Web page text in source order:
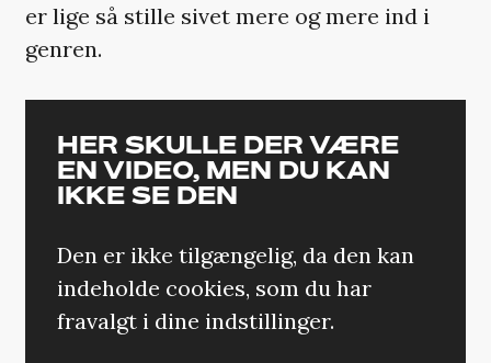
er lige så stille sivet mere og mere ind i
genren.
HER SKULLE DER VÆRE
EN VIDEO, MEN DU KAN
IKKE SE DEN
Den er ikke tilgængelig, da den kan
indeholde cookies, som du har
fravalgt i dine indstillinger.